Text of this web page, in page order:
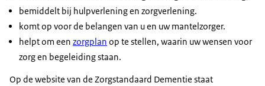
bemiddelt bij hulpverlening en zorgverlening.
komt op voor de belangen van u en uw mantelzorger.
helpt om een zorgplan op te stellen, waarin uw wensen voor
zorg en begeleiding staan.
Op de website van de Zorgstandaard Dementie staat